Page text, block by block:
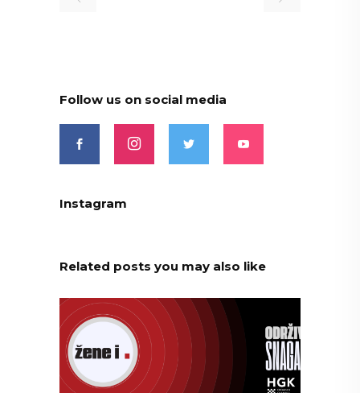
Follow us on social media
Instagram
Related posts you may also like